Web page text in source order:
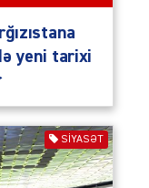
yeni tarixi
SIYASƏT